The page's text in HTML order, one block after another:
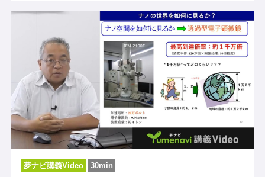
夢ナビ講義Video 30min